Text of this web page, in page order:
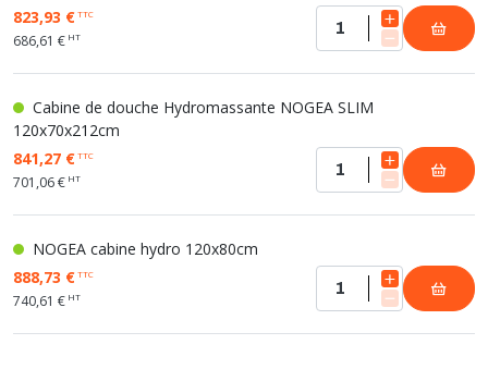
823,93 €TTC
686,61 € HT
Cabine de douche Hydromassante NOGEA SLIM
120x70x212cm
841,27 €TTC
701,06 € HT
NOGEA cabine hydro 120x80cm
888,73 €TTC
740,61 € HT